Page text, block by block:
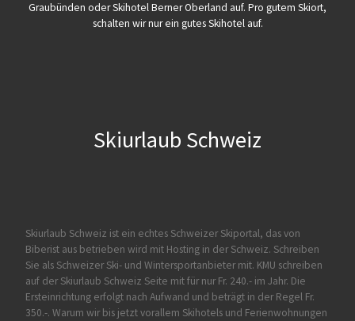
Graubünden oder Skihotel Berner Oberland auf. Pro gutem Skiort,
schalten wir nur ein gutes Skihotel auf.
Skiurlaub Schweiz
Skiurlaub Schweiz ist ein echtes Schweizer Skiportal, das von
Biberist aus betrieben wird mit Hosting in der Schweiz. Schreiben
Sie als Schweizer Ski- und Wintersportanbieter mit. KMU schreiben
auf der Skiurlaub Schweiz Seite mit für nur Fr. 240.- im Jahr. Die
Ersteinrichtung erfolgt nach Aufwand und beträgt in der Regel Fr.
350.-. Warum wir bis jetzt vorallem Skihotels und Ferienwohnungen